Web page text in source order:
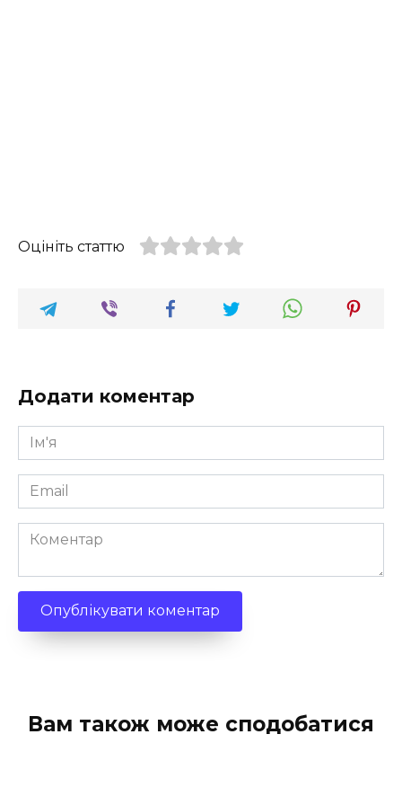
Оцініть статтю
Додати коментар
Ім'я
*
Email
*
Коментар
Вам також може сподобатися